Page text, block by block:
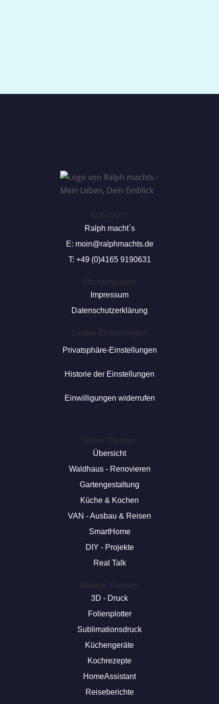
KONTAKT:
Ralph macht´s
E: moin@ralphmachts.de
T: +49 (0)4165 9190631
Pflichtangaben:
Impressum
Datenschutzerklärung
Cookie Einstellungen:
Privatsphäre-Einstellungen
Historie der Einstellungen
Einwilligungen widerrufen
Meine Themen:
Übersicht
Waldhaus - Renovieren
Gartengestaltung
Küche & Kochen
VAN - Ausbau & Reisen
SmartHome
DIY - Projekte
Real Talk
Weitere Themen:
3D - Druck
Folienplotter
Sublimationsdruck
Küchengeräte
Kochrezepte
HomeAssistant
Reiseberichte